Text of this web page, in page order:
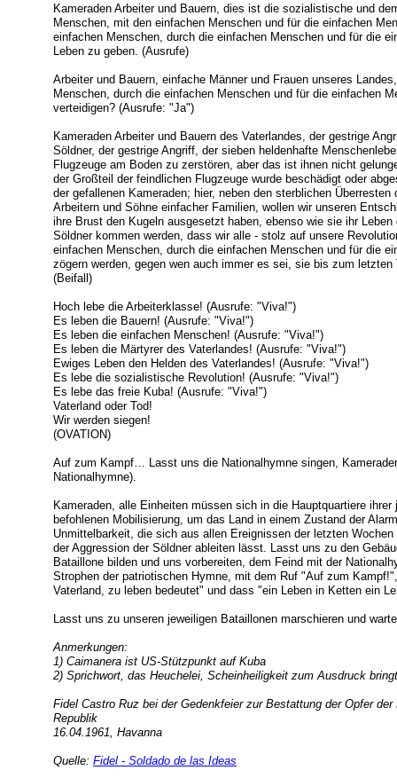
Kameraden Arbeiter und Bauern, dies ist die sozialistische und
Menschen, mit den einfachen Menschen und für die einfachen
einfachen Menschen, durch die einfachen Menschen und für die
Leben zu geben. (Ausrufe)
Arbeiter und Bauern, einfache Männer und Frauen unseres
Menschen, durch die einfachen Menschen und für die einfachen
verteidigen? (Ausrufe: "Ja")
Kameraden Arbeiter und Bauern des Vaterlandes, der gestrige
Söldner, der gestrige Angriff, der sieben heldenhafte
Flugzeuge am Boden zu zerstören, aber das ist ihnen nicht
der Großteil der feindlichen Flugzeuge wurde beschädigt oder
der gefallenen Kameraden; hier, neben den sterblichen
Arbeitern und Söhne einfacher Familien, wollen wir unseren
ihre Brust den Kugeln ausgesetzt haben, ebenso wie sie ihr
Söldner kommen werden, dass wir alle - stolz auf unsere
einfachen Menschen, durch die einfachen Menschen und für die
zögern werden, gegen wen auch immer es sei, sie bis zum
(Beifall)
Hoch lebe die Arbeiterklasse! (Ausrufe: "Viva!")
Es leben die Bauern! (Ausrufe: "Viva!")
Es leben die einfachen Menschen! (Ausrufe: "Viva!")
Es leben die Märtyrer des Vaterlandes! (Ausrufe: "Viva!")
Ewiges Leben den Helden des Vaterlandes! (Ausrufe: "Viva!")
Es lebe die sozialistische Revolution! (Ausrufe: "Viva!")
Es lebe das freie Kuba! (Ausrufe: "Viva!")
Vaterland oder Tod!
Wir werden siegen!
(OVATION)
Auf zum Kampf… Lasst uns die Nationalhymne singen,
Nationalhymne).
Kameraden, alle Einheiten müssen sich in die Hauptquartiere
befohlenen Mobilisierung, um das Land in einem Zustand der
Unmittelbarkeit, die sich aus allen Ereignissen der letzten
der Aggression der Söldner ableiten lässt. Lasst uns zu den
Bataillone bilden und uns vorbereiten, dem Feind mit der
Strophen der patriotischen Hymne, mit dem Ruf "Auf zum
Vaterland, zu leben bedeutet" und dass "ein Leben in Ketten ein
Lasst uns zu unseren jeweiligen Bataillonen marschieren und
Anmerkungen:
1) Caimanera ist US-Stützpunkt auf Kuba
2) Sprichwort, das Heuchelei, Scheinheiligkeit zum Ausdruck bringt
Fidel Castro Ruz bei der Gedenkfeier zur Bestattung der Opfer
Republik
16.04.1961, Havanna
Quelle: Fidel - Soldado de las Ideas